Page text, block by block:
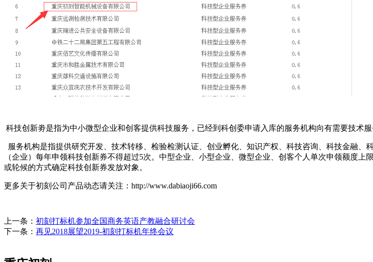
科技创新劵是指为中小微型企业和创客提供科技服务，已经到科创委申请入库的服务机构向有需要技术
服务机构是指提供研究开发、技术转移、检验检测认证、创业孵化、知识产权、科技咨询、科技金融
（企业）每年申领科技创新券不得超过5次。中型企业、小型企业、微型企业、创客个人单次申领额度
或轮候的方式确定科技创新券发放对象。
更多关于初刻公司产品动态请关注：http://www.dabiaoji66.com
上一条： 初刻打标机参加全国商务英语产教融合研讨会
下一条： 再见2018展望2019-初刻打标机年终会议